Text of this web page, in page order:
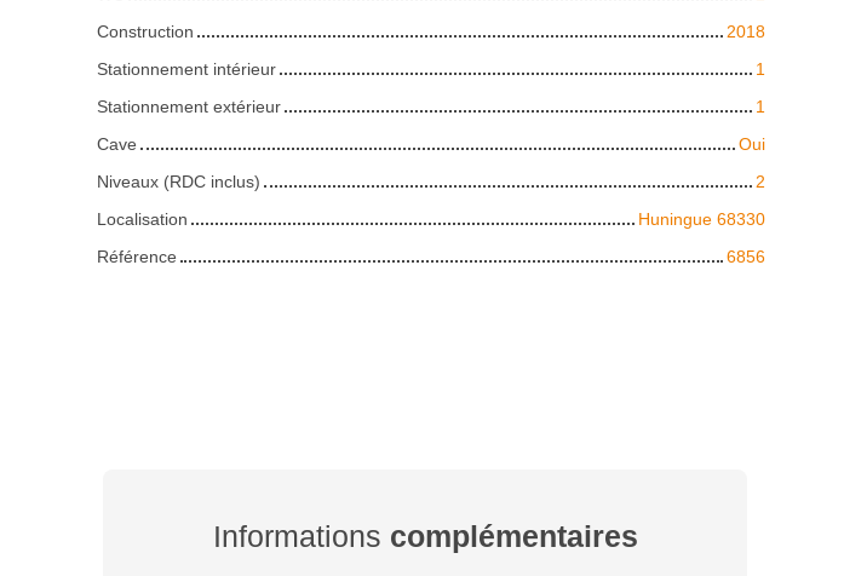
Construction
2018
Stationnement intérieur
1
Stationnement extérieur
1
Cave
Oui
Niveaux (RDC inclus)
2
Localisation
Huningue 68330
Référence
6856
Informations complémentaires